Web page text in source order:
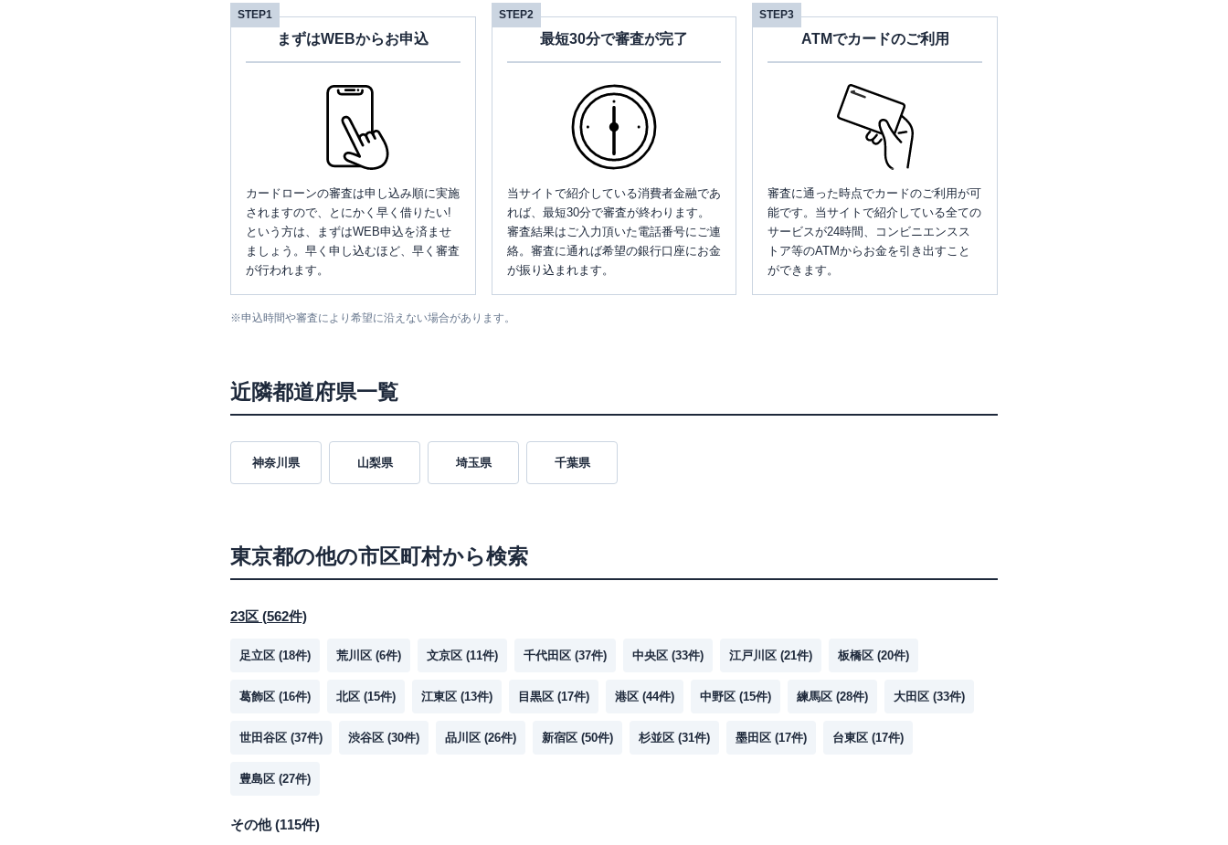
STEP1
まずはWEBからお申込
カードローンの審査は申し込み順に実施
されますので、とにかく早く借りたい!
という方は、まずはWEB申込を済ませ
ましょう。早く申し込むほど、早く審査
が行われます。
STEP2
最短30分で審査が完了
当サイトで紹介している消費者金融であ
れば、最短30分で審査が終わります。
審査結果はご入力頂いた電話番号にご連
絡。審査に通れば希望の銀行口座にお金
が振り込まれます。
STEP3
ATMでカードのご利用
審査に通った時点でカードのご利用が可
能です。当サイトで紹介している全ての
サービスが24時間、コンビニエンスス
トア等のATMからお金を引き出すこと
ができます。
※申込時間や審査により希望に沿えない場合があります。
近隣都道府県一覧
神奈川県 山梨県 埼玉県 千葉県
東京都の他の市区町村から検索
23区 (562件)
足立区 (18件) 荒川区 (6件) 文京区 (11件) 千代田区 (37件) 中央区 (33件) 江戸川区 (21件) 板橋区 (20件)
葛飾区 (16件) 北区 (15件) 江東区 (13件) 目黒区 (17件) 港区 (44件) 中野区 (15件) 練馬区 (28件) 大田区 (33件)
世田谷区 (37件) 渋谷区 (30件) 品川区 (26件) 新宿区 (50件) 杉並区 (31件) 墨田区 (17件) 台東区 (17件)
豊島区 (27件)
その他(115件)